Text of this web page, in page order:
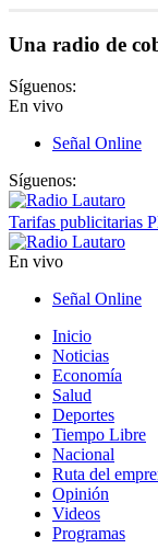
Una radio de
Síguenos:
En vivo
Señal Online
Síguenos:
Tarifas publicitarias
En vivo
Señal Online
Inicio
Noticias
Economía
Salud
Deportes
Tiempo Libre
Nacional
Ruta del
Opinión
Videos
Programas